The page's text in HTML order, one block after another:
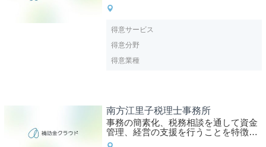
得意サービス
得意分野
得意業種
南方江里子税理士事務所
事務の簡素化、税務相談を通して資金
管理、経営の支援を行うことを特徴と
する